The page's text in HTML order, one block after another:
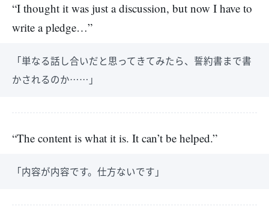
“I thought it was just a discussion, but now I have to
write a pledge…”
「単なる話し合いだと思ってきてみたら、誓約書まで書
かされるのか……」
“The content is what it is. It can’t be helped.”
「内容が内容です。仕方ないです」